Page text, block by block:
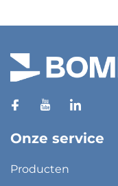
Onze service
Producten